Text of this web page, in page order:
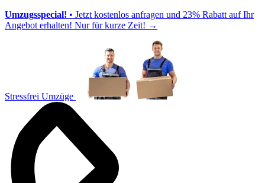
Umzugsspecial! • Jetzt kostenlos anfragen und 23% Rabatt auf Ihr
Angebot erhalten! Nur für kurze Zeit! →
Stressfrei Umzüge